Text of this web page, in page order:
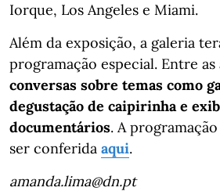
Iorque, Los Angeles e Miami.
Além da exposição, a galeria
programação especial. Entre as
conversas sobre temas como
degustação de caipirinha e
documentários. A
ser conferida aqui.
amanda.lima@dn.pt